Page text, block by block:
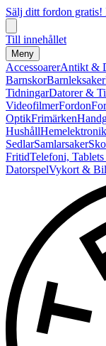
Sälj ditt fordon
Till innehållet
Meny
AccessoarerAntikt &
BarnskorBarnleksaker
TidningarDatorer &
VideofilmerFordon
OptikFrimärken
HushållHemelektronik
SedlarSamlarsaker
FritidTelefoni,
DatorspelVykort &